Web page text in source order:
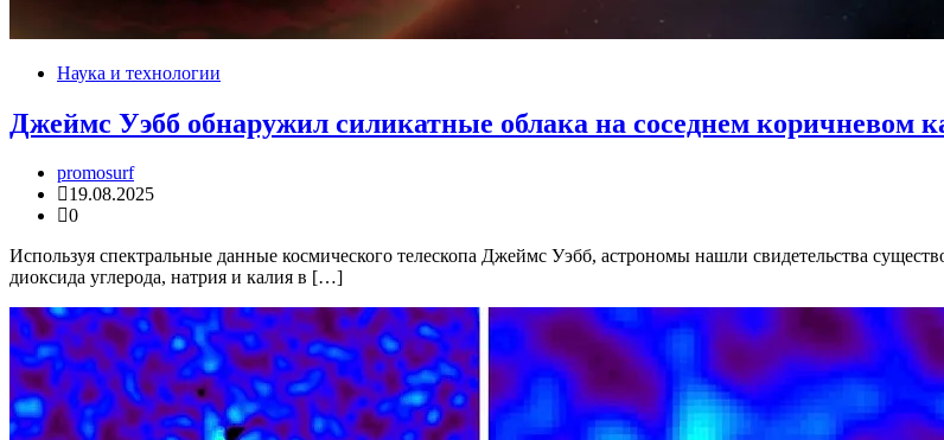
Наука и технологии
Джеймс Уэбб обнаружил силикатные облака на соседнем коричневом
promosurf
19.08.2025
0
Используя спектральные данные космического телескопа Джеймс Уэбб, астрономы нашли свидетельства
диоксида углерода, натрия и калия в […]